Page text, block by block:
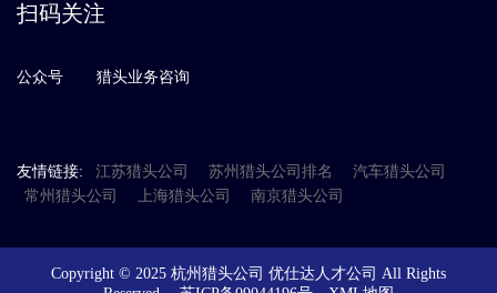
扫码关注
公众号 猎头业务咨询
友情链接: 江苏猎头公司 苏州猎头公司排名
汽车猎头公司
常州猎头公司
上海猎头公司 南京猎头公司
Copyright © 2025 杭州猎头公司 优仕达人才公司 All Rights